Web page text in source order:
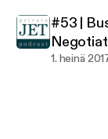
#53 |
Aviation
1. heinä